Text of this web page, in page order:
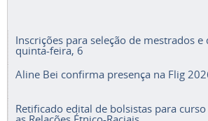
Inscrições para seleção de mestrados
quinta-feira, 6
Aline Bei confirma presença na Flig
Retificado edital de bolsistas para